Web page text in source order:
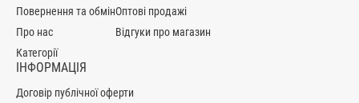
Повернення та обмін
Про нас
Категорії
Оптові продажі
Відгуки про магазин
ІНФОРМАЦІЯ
Договір публічної оферти